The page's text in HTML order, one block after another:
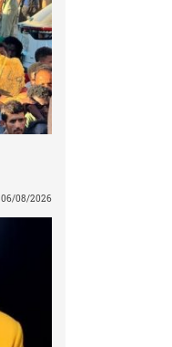
06/08/2026